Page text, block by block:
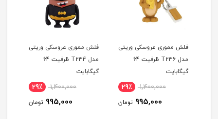
فلش مموری عروسکی وریتی
مدل T236 ظرفیت 64
گیگابایت
1,400,000 29٪
995,000 تومان
فلش مموری عروسکی وریتی
مدل T234 ظرفیت 64
گیگابایت
1,400,000 29٪
995,000 تومان